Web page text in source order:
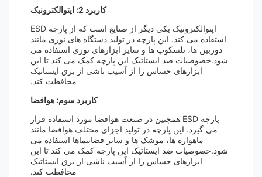
کاربرد 2: اپتوالکترونیک
اپتوالکترونیک یکی دیگر از صنایع است که از پارچه ESD
استفاده می کند. این پارچه در تولید دستگاه های نوری مانند
دوربین ها، تلسکوپ ها و سایر ابزارهای نوری استفاده می
شود.خصوصیات ضد ایستاتیک این پارچه کمک می کند تا این
ابزارهای حساس را از آسیب ناشی از برق ایستاتیک
محافظت کند.
کاربرد سوم: هوافضا
پارچه ESD همچنین در صنعت هوافضا مورد استفاده قرار
می گیرد. این پارچه در تولید اجزای مختلف هوافضا مانند
ماهواره ها، موشک ها و سایر فضاپیماها استفاده می
شود.خصوصیات ضد ایستاتیک این پارچه کمک می کند تا این
ابزارهای حساس را از آسیب ناشی از برق ایستاتیک
محافظت کند.